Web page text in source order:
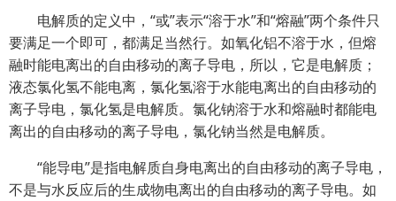
电解质的定义中，“或”表示“溶于水”和“熔融”两个条件只
要满足一个即可，都满足当然行。如氧化铝不溶于水，但熔
融时能电离出的自由移动的离子导电，所以，它是电解质；
液态氯化氢不能电离，氯化氢溶于水能电离出的自由移动的
离子导电，氯化氢是电解质。氯化钠溶于水和熔融时都能电
离出的自由移动的离子导电，氯化钠当然是电解质。
“能导电”是指电解质自身电离出的自由移动的离子导电，
不是与水反应后的生成物电离出的自由移动的离子导电。如